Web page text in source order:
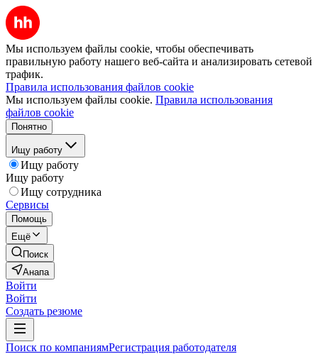
Мы используем файлы cookie, чтобы обеспечивать
правильную работу нашего веб-сайта и анализировать сетевой
трафик.
Правила использования файлов cookie
Мы используем файлы cookie. Правила использования
файлов cookie
Понятно
Ищу работу
Ищу работу
Ищу работу
Ищу сотрудника
Сервисы
Помощь
Ещё
Поиск
Анапа
Войти
Войти
Создать резюме
Поиск по компаниямРегистрация работодателя